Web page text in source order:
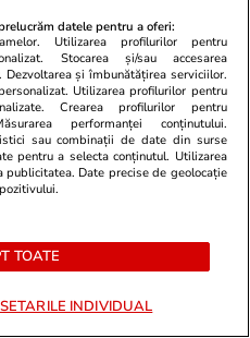
de
24 iul.
datele pentru a oferi:
Utilizarea profilurilor pentru
Stocarea și/sau accesarea
și îmbunătățirea serviciilor.
Utilizarea profilurilor pentru
Crearea profilurilor pentru
performanței conținutului.
sau combinații de date din surse
pentru a selecta conținutul. Utilizarea
Date precise de geolocație
TOATE
INDIVIDUAL